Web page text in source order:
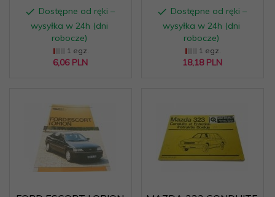
Dostępne od ręki –
wysyłka w 24h (dni
robocze)
1 egz.
6,06 PLN
Dostępne od ręki –
wysyłka w 24h (dni
robocze)
1 egz.
18,18 PLN